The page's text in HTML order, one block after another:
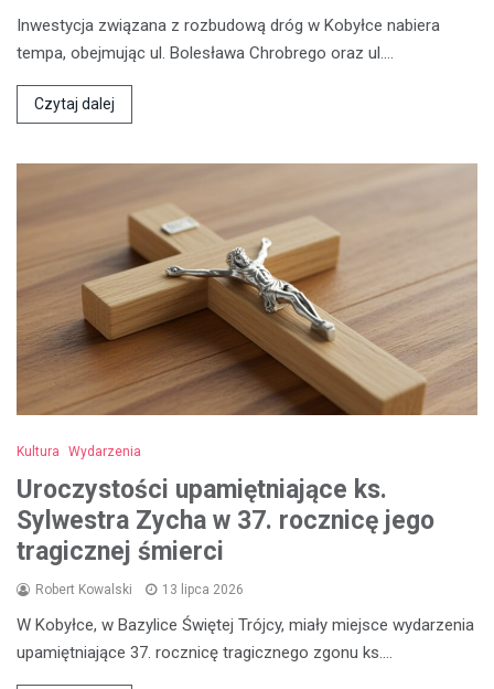
Inwestycja związana z rozbudową dróg w Kobyłce nabiera
tempa, obejmując ul. Bolesława Chrobrego oraz ul.…
Czytaj dalej
Kultura Wydarzenia
Uroczystości upamiętniające ks.
Sylwestra Zycha w 37. rocznicę jego
tragicznej śmierci
Robert Kowalski 13 lipca 2026
W Kobyłce, w Bazylice Świętej Trójcy, miały miejsce wydarzenia
upamiętniające 37. rocznicę tragicznego zgonu ks.…